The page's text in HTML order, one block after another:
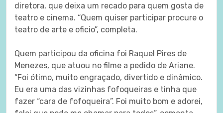
diretora, que deixa um recado para quem gosta de
teatro e cinema. “Quem quiser participar procure o
teatro de arte e oficio”, completa.
Quem participou da oficina foi Raquel Pires de
Menezes, que atuou no filme a pedido de Ariane.
“Foi ótimo, muito engraçado, divertido e dinâmico.
Eu era uma das vizinhas fofoqueiras e tinha que
fazer “cara de fofoqueira”. Foi muito bom e adorei,